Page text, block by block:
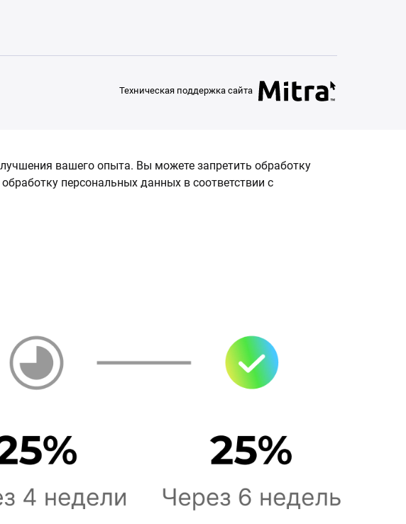
Техническая поддержка сайта
вашего опыта. Вы можете запретить обработку
персональных данных в соответствии с